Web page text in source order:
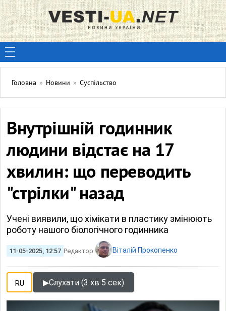
Головна » Новини » Суспільство
Внутрішній годинник
людини відстає на 17
хвилин: що переводить
"стрілки" назад
Учені виявили, що хімікати в пластику змінюють
роботу нашого біологічного годинника
11-05-2025, 12:57 Редактор: Віталій Прокопенко
RU ▶Слухати (3 хв 5 сек)